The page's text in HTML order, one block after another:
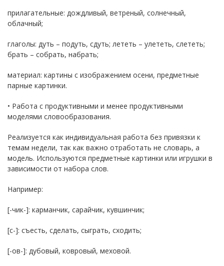
прилагательные: дождливый, ветреный, солнечный,
облачный;
глаголы: дуть – подуть, сдуть; лететь – улететь, слететь;
брать – собрать, набрать;
материал: картины с изображением осени, предметные
парные картинки.
• Работа с продуктивными и менее продуктивными
моделями словообразования.
Реализуется как индивидуальная работа без привязки к
темам недели, так как важно отработать не словарь, а
модель. Используются предметные картинки или игрушки в
зависимости от набора слов.
Например:
[-чик-]: карманчик, сарайчик, кувшинчик;
[с-]: съесть, сделать, сыграть, сходить;
[-ов-]: дубовый, ковровый, меховой.